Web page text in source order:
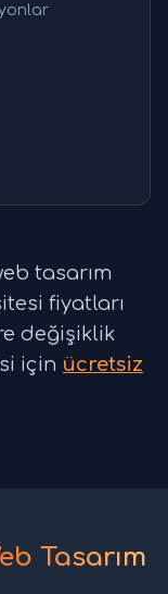
tasarım
fiyatları
değişiklik
için ücretsiz
Tasarım